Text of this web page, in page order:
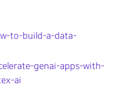
to-build-a-data-
genai-apps-with-
ai